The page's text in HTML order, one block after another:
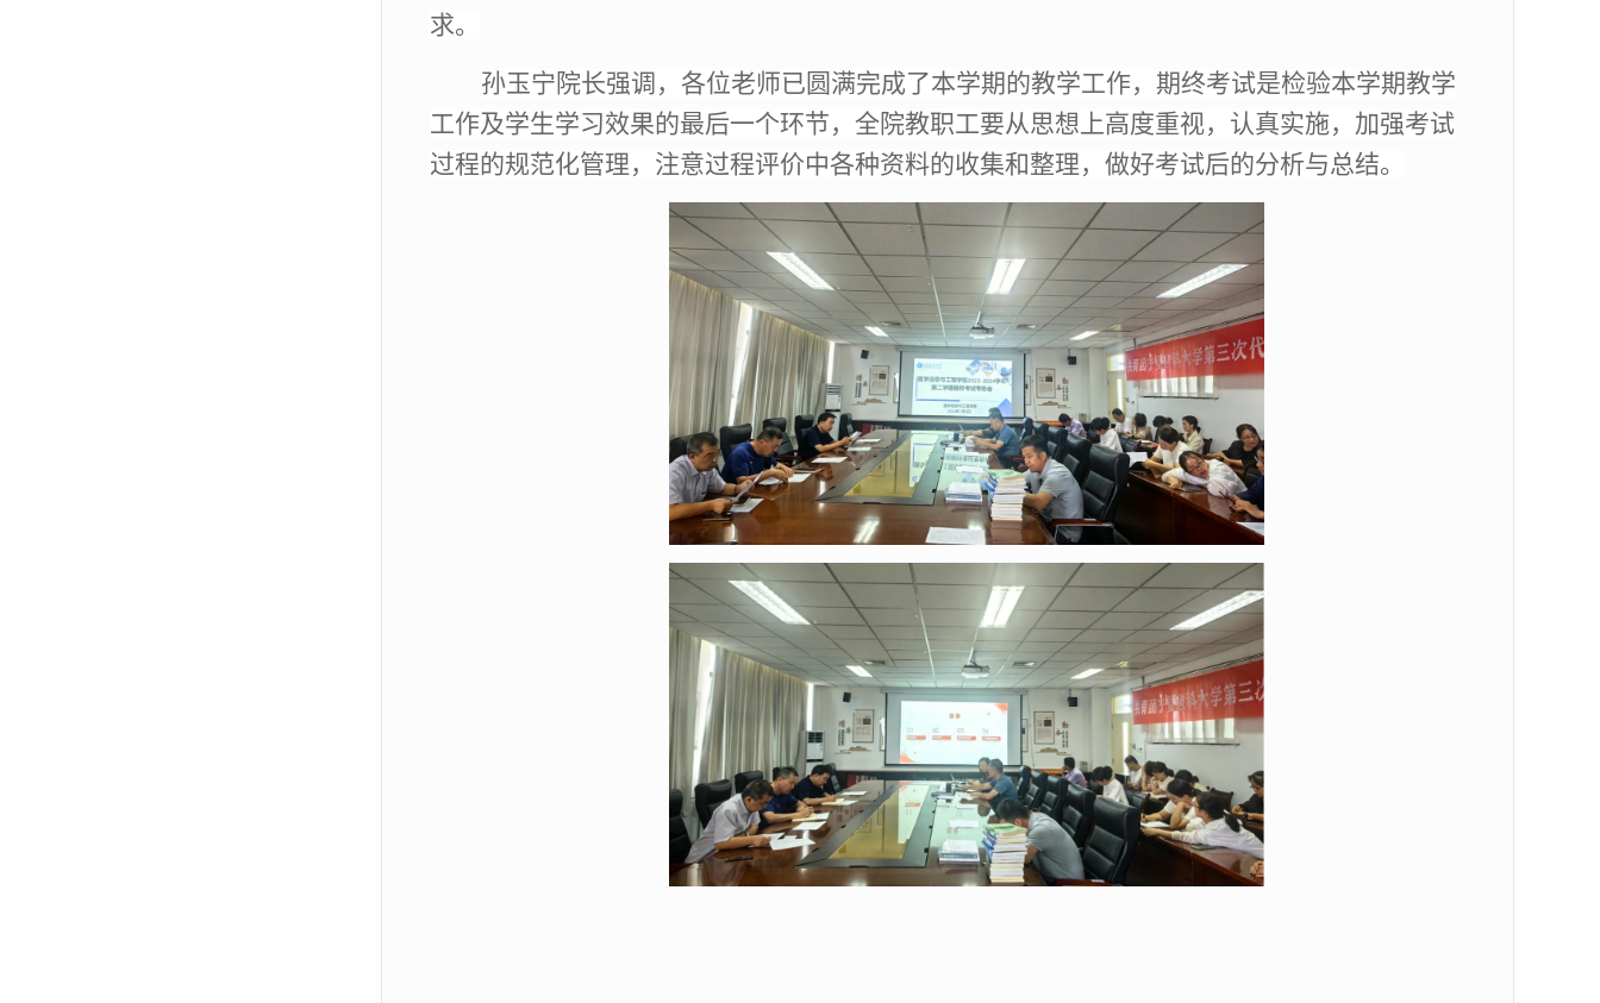
求。
孙玉宁院长强调，各位老师已圆满完成了本学期的教学工作，期终考试是检验本学期教学
工作及学生学习效果的最后一个环节，全院教职工要从思想上高度重视，认真实施，加强考试
过程的规范化管理，注意过程评价中各种资料的收集和整理，做好考试后的分析与总结。